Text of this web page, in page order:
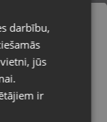
uz
RUSSIAN
darbību,
jūs
ir